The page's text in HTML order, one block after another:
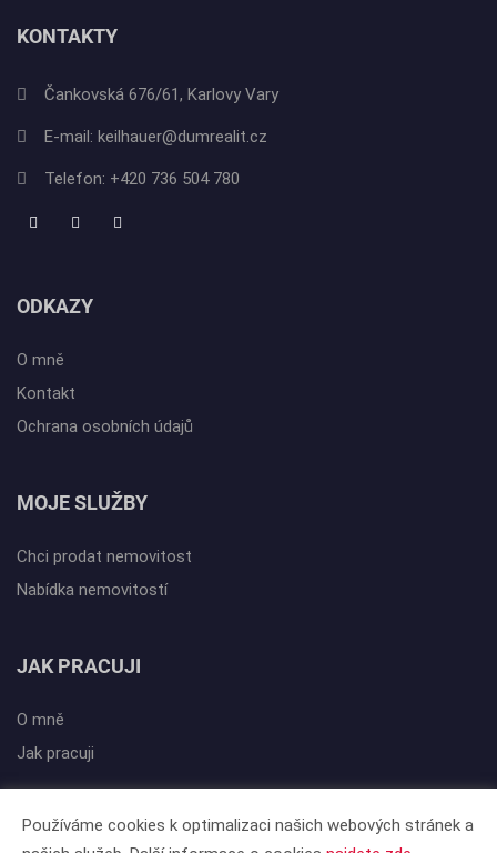
KONTAKTY
Čankovská 676/61, Karlovy Vary
E-mail: keilhauer@dumrealit.cz
Telefon: +420 736 504 780
ODKAZY
O mně
Kontakt
Ochrana osobních údajů
MOJE SLUŽBY
Chci prodat nemovitost
Nabídka nemovitostí
JAK PRACUJI
O mně
Jak pracuji
Používáme cookies k optimalizaci našich webových stránek a